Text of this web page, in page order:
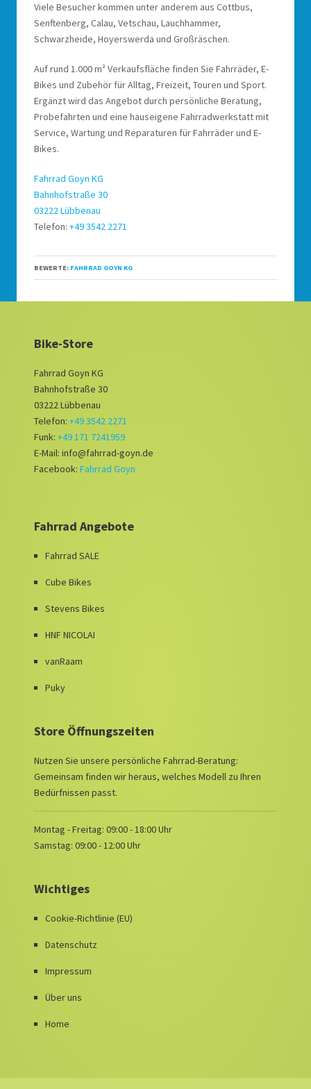
Viele Besucher kommen unter anderem aus Cottbus,
Senftenberg, Calau, Vetschau, Lauchhammer,
Schwarzheide, Hoyerswerda und Großräschen.
Auf rund 1.000 m² Verkaufsfläche finden Sie Fahrräder, E-
Bikes und Zubehör für Alltag, Freizeit, Touren und Sport.
Ergänzt wird das Angebot durch persönliche Beratung,
Probefahrten und eine hauseigene Fahrradwerkstatt mit
Service, Wartung und Reparaturen für Fahrräder und E-
Bikes.
Fahrrad Goyn KG
Bahnhofstraße 30
03222 Lübbenau
Telefon: +49 3542 2271
BEWERTE: FAHRRAD GOYN KG
Bike-Store
Fahrrad Goyn KG
Bahnhofstraße 30
03222 Lübbenau
Telefon: +49 3542 2271
Funk: +49 171 7241959
E-Mail: info@fahrrad-goyn.de
Facebook: Fahrrad Goyn
Fahrrad Angebote
Fahrrad SALE
Cube Bikes
Stevens Bikes
HNF NICOLAI
vanRaam
Puky
Store Öffnungszeiten
Nutzen Sie unsere persönliche Fahrrad-Beratung:
Gemeinsam finden wir heraus, welches Modell zu Ihren
Bedürfnissen passt.
Montag - Freitag: 09:00 - 18:00 Uhr
Samstag: 09:00 - 12:00 Uhr
Wichtiges
Cookie-Richtlinie (EU)
Datenschutz
Impressum
Über uns
Home